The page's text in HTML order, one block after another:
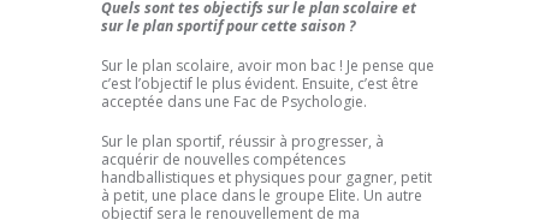
Quels sont tes objectifs sur le plan scolaire et
sur le plan sportif pour cette saison ?
Sur le plan scolaire, avoir mon bac ! Je pense que
c’est l’objectif le plus évident. Ensuite, c’est être
acceptée dans une Fac de Psychologie.
Sur le plan sportif, réussir à progresser, à
acquérir de nouvelles compétences
handballistiques et physiques pour gagner, petit
à petit, une place dans le groupe Elite. Un autre
objectif sera le renouvellement de ma